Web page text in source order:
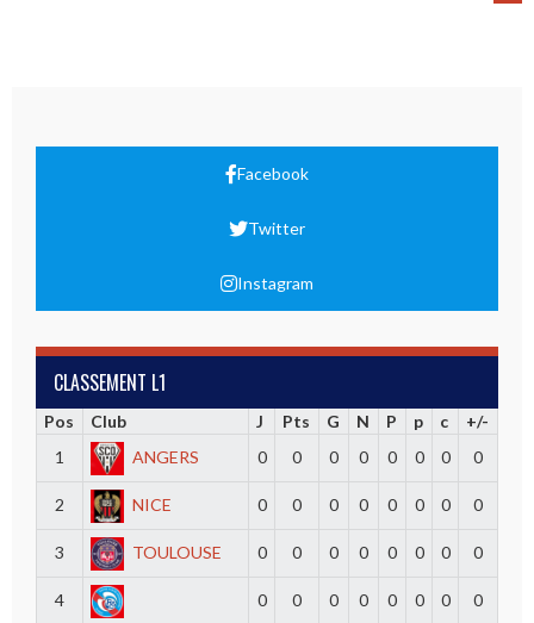
Facebook
Twitter
Instagram
CLASSEMENT L1
Pos Club J Pts G N P p c
+/-
1
ANGERS 0 0 0 0 0 0 0 0
2 NICE 0 0 0 0 0 0 0 0
3 TOULOUSE 0 0 0 0 0 0 0 0
4
0 0 0 0 0 0 0 0